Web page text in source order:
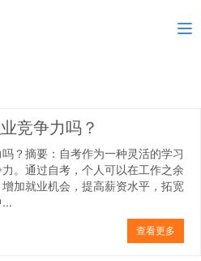
竞争力吗？
？摘要：自考作为一种灵活的学习
。通过自考，个人可以在工作之余
加就业机会，提高薪资水平，拓宽
查看更多